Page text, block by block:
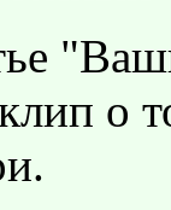
о